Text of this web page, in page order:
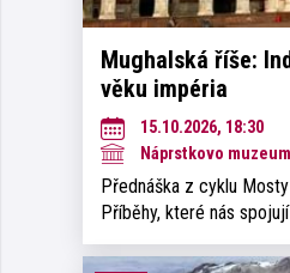
Mughalská říše:
věku impéria
15.10.2026, 18:30
Náprstkovo muzeum
Přednáška z cyklu
Příběhy, které nás spojují